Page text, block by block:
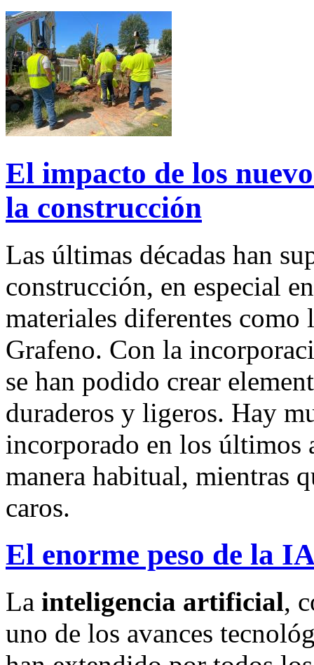
El impacto de los
la construcción
Las últimas décadas han
construcción, en especial
materiales diferentes
Grafeno. Con la
se han podido crear
duraderos y ligeros. Hay
incorporado en los últimos
manera habitual, mientras
caros.
El enorme peso de la
La inteligencia artificial,
uno de los avances